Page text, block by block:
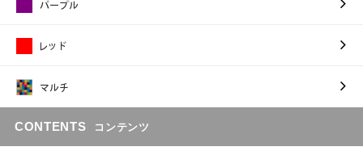
CONTENTS コンテンツ